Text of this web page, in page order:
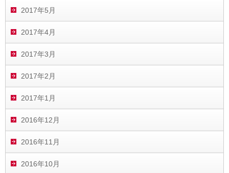
2017年5月
2017年4月
2017年3月
2017年2月
2017年1月
2016年12月
2016年11月
2016年10月